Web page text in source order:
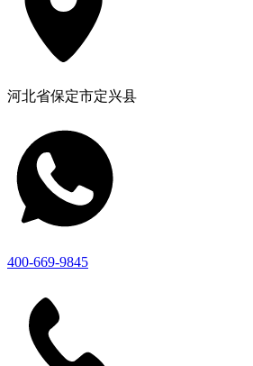
河北省保定市定兴县
400-669-9845